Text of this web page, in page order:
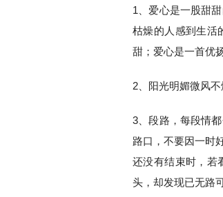
1、爱心是一股甜
枯燥的人感到生活
甜；爱心是一首优
2、阳光明媚微风
3、段路，每段情
路口，不要因一时
还没有结束时，若
头，却发现已无路